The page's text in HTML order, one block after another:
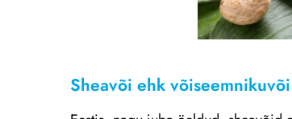
Sheavõi ehk